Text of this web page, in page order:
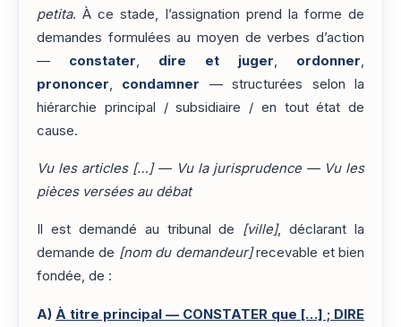
petita. À ce stade, l’assignation prend la forme de
demandes formulées au moyen de verbes d’action
— constater dire et juger ordonner
prononcer
condamner — structurées selon la
hiérarchie principal / subsidiaire / en tout état de
cause.
Vu les articles […] — Vu la jurisprudence — Vu les
pièces versées au débat
Il est demandé au tribunal de [ville], déclarant la
demande de [nom du demandeur]recevable et bien
fondée, de :
A) À titre principal — CONSTATER que […] ; DIRE